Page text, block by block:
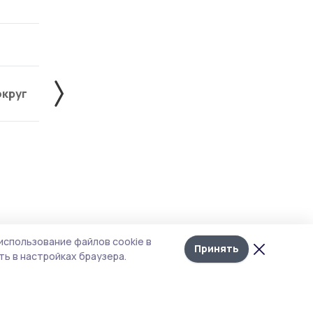
Лента
новостей
Жердевский округ
файлов cookie в
в настройках браузера.
Принять